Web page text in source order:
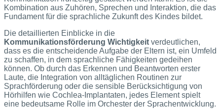
Kombination aus Zuhören, Sprechen und Interaktion, die das
Fundament für die sprachliche Zukunft des Kindes bildet.
Die detaillierten Einblicke in die
Kommunikationsförderung Wichtigkeit verdeutlichen,
dass es die entscheidende Aufgabe der Eltern ist, ein Umfeld
zu schaffen, in dem sprachliche Fähigkeiten gedeihen
können. Ob durch das Erkennen und Beantworten erster
Laute, die Integration von alltäglichen Routinen zur
Sprachförderung oder die sensible Berücksichtigung von
Hörhilfen wie Cochlea-Implantaten, jedes Element spielt
eine bedeutsame Rolle im Orchester der Sprachentwicklung.